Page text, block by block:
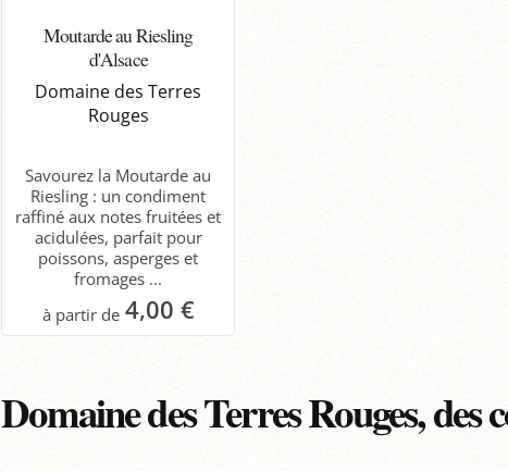
Moutarde au Riesling
d'Alsace
Domaine des Terres
Rouges
Savourez la Moutarde au
Riesling : un condiment
raffiné aux notes fruitées et
acidulées, parfait pour
poissons, asperges et
fromages ...
4,00 €
Domaine des Terres Rouges,